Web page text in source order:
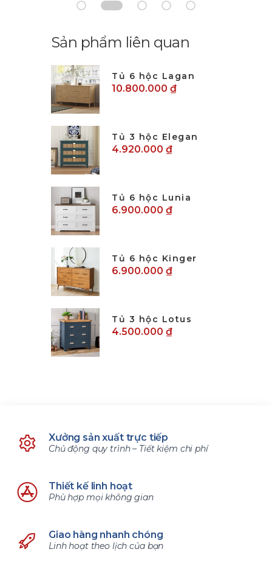
Sản phẩm liên quan
Tủ 6 hộc Lagan
10.800.000 ₫
Tủ 3 hộc Elegan
4.920.000 ₫
Tủ 6 hộc Lunia
6.900.000 ₫
Tủ 6 hộc Kinger
6.900.000 ₫
Tủ 3 hộc Lotus
4.500.000 ₫
Xưởng sản xuất trực tiếp
Chủ động quy trình – Tiết kiệm chi phí
Thiết kế linh hoạt
Phù hợp mọi không gian
Giao hàng nhanh chóng
Linh hoạt theo lịch của bạn